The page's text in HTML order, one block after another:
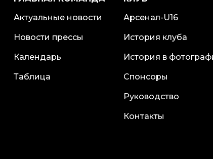
Актуальные новости
Новости прессы
Календарь
Таблица
Арсенал-U16
История клуба
История в
Спонсоры
Руководство
Контакты